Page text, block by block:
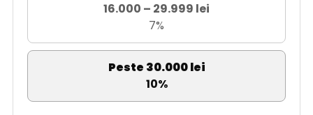
16.000 – 29.999 lei
7%
Peste 30.000 lei
10%